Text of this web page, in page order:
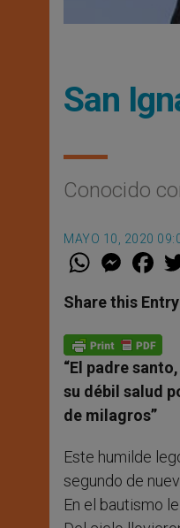
San
Conocido
MAYO 10, 2020
W
t
s
p
p
M
e
s
e
g
e
r
F
a
e
b
o
k
Share this Entry
“El padre
su débil salud
de milagros”
Este humilde
segundo de
En el bautismo